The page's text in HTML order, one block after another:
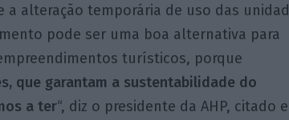
a alteração temporária de uso das
pode ser uma boa alternativa para
turísticos, porque
que garantam a sustentabilidade do
a ter“, diz o presidente da AHP, citado